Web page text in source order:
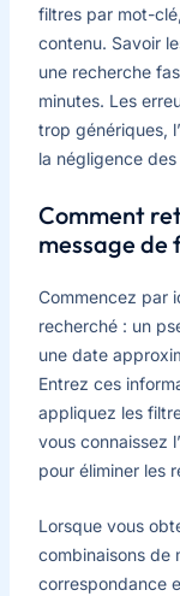
filtres par mot-
contenu. Savoir
une recherche
minutes. Les
trop génériques,
la négligence
Comment
message de
Commencez par
recherché : un
une date
Entrez ces
appliquez les
vous connaissez
pour éliminer les
Lorsque vous
combinaisons de
correspondance